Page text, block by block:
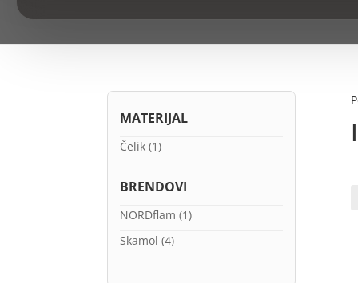
MATERIJAL
Čelik (1)
BRENDOVI
NORDflam (1)
Skamol (4)